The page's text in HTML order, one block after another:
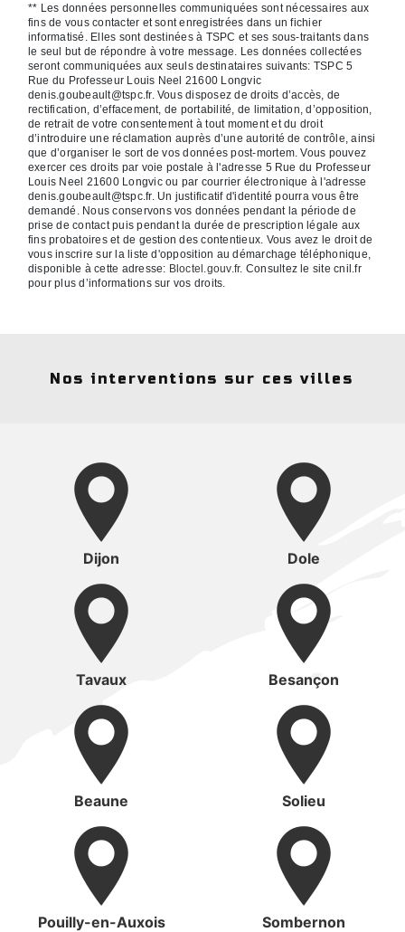
** Les données personnelles communiquées sont nécessaires aux
fins de vous contacter et sont enregistrées dans un fichier
informatisé. Elles sont destinées à TSPC et ses sous-traitants dans
le seul but de répondre à votre message. Les données collectées
seront communiquées aux seuls destinataires suivants: TSPC 5
Rue du Professeur Louis Neel 21600 Longvic
denis.goubeault@tspc.fr. Vous disposez de droits d’accès, de
rectification, d’effacement, de portabilité, de limitation, d’opposition,
de retrait de votre consentement à tout moment et du droit
d’introduire une réclamation auprès d’une autorité de contrôle, ainsi
que d’organiser le sort de vos données post-mortem. Vous pouvez
exercer ces droits par voie postale à l'adresse 5 Rue du Professeur
Louis Neel 21600 Longvic ou par courrier électronique à l'adresse
denis.goubeault@tspc.fr. Un justificatif d'identité pourra vous être
demandé. Nous conservons vos données pendant la période de
prise de contact puis pendant la durée de prescription légale aux
fins probatoires et de gestion des contentieux. Vous avez le droit de
vous inscrire sur la liste d'opposition au démarchage téléphonique,
disponible à cette adresse: Bloctel.gouv.fr. Consultez le site cnil.fr
pour plus d’informations sur vos droits.
Nos interventions sur ces villes
Dijon Dole
Tavaux Besançon
Beaune Solieu
Pouilly-en-Auxois Sombernon